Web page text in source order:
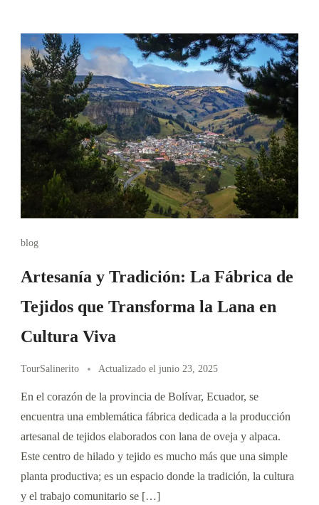
blog
Artesanía y Tradición: La Fábrica de
Tejidos que Transforma la Lana en
Cultura Viva
TourSalinerito Actualizado el junio 23, 2025
En el corazón de la provincia de Bolívar, Ecuador, se
encuentra una emblemática fábrica dedicada a la producción
artesanal de tejidos elaborados con lana de oveja y alpaca.
Este centro de hilado y tejido es mucho más que una simple
planta productiva; es un espacio donde la tradición, la cultura
y el trabajo comunitario se […]